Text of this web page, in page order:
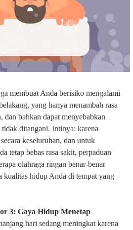
membuat Anda berisiko mengalami
yang hanya menambah rasa
dan bahkan dapat menyebabkan
ditangani. Intinya: karena
keseluruhan, dan untuk
tetap bebas rasa sakit, perpaduan
olahraga ringan benar-benar
kualitas hidup Anda di tempat yang
3: Gaya Hidup Menetap
hari sedang meningkat karena